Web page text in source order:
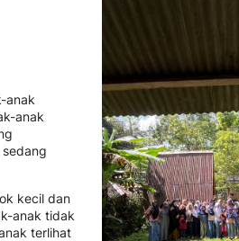
anak
anak
kecil dan
anak tidak
terlihat